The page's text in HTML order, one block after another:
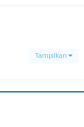
Tampilkan